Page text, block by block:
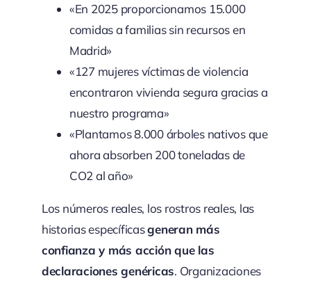
«En 2025 proporcionamos 15.000
comidas a familias sin recursos en
Madrid»
«127 mujeres víctimas de violencia
encontraron vivienda segura gracias a
nuestro programa»
«Plantamos 8.000 árboles nativos que
ahora absorben 200 toneladas de
CO2 al año»
Los números reales, los rostros reales, las
historias específicasgeneran más
confianza y más acción que las
declaraciones genéricas. Organizaciones